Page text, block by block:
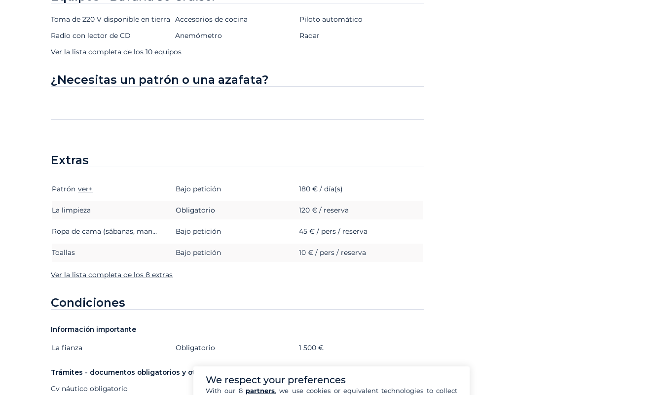
Toma de 220 V disponible en tierra
Radio con lector de CD
Accesorios de cocina
Anemómetro
Piloto automático
Radar
Ver la lista completa de los 10 equipos
¿Necesitas un patrón o una azafata?
Extras
Extras Estado
Patrón ver+ Bajo petición 180 € / día(s)
La limpieza Obligatorio 120 € / reserva
Ropa de cama (sábanas, mantas o edredones, almohadas y fundas de almohada) Bajo petición 45 € / pers / reserva
Toallas Bajo petición 10 € / pers / reserva
Ver la lista completa de los 8 extras
Condiciones
Información importante
Extras Estado
La fianza Obligatorio 1 500 €
Trámites - documentos obligatorios y otros
Cv náutico obligatorio
We respect your preferences
With our 8 partners, we use cookies or equivalent technologies to collect